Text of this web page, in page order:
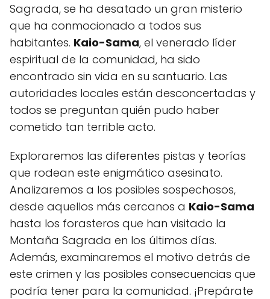
Sagrada, se ha desatado un gran misterio
que ha conmocionado a todos sus
habitantes. Kaio-Sama, el venerado líder
espiritual de la comunidad, ha sido
encontrado sin vida en su santuario. Las
autoridades locales están desconcertadas y
todos se preguntan quién pudo haber
cometido tan terrible acto.
Exploraremos las diferentes pistas y teorías
que rodean este enigmático asesinato.
Analizaremos a los posibles sospechosos,
desde aquellos más cercanos a Kaio-Sama
hasta los forasteros que han visitado la
Montaña Sagrada en los últimos días.
Además, examinaremos el motivo detrás de
este crimen y las posibles consecuencias que
podría tener para la comunidad. ¡Prepárate